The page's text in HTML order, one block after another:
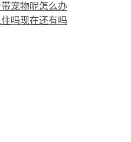
宠物呢怎么办
吗现在还有吗